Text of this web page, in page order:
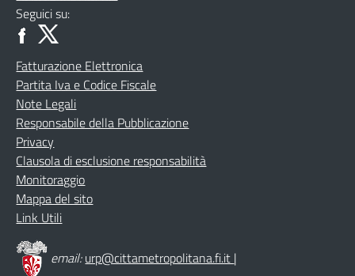
Seguici su:
Fatturazione Elettronica
Partita Iva e Codice Fiscale
Note Legali
Responsabile della Pubblicazione
Privacy
Clausola di esclusione responsabilità
Monitoraggio
Mappa del sito
Link Utili
email:urp@cittametropolitana.fi.it |